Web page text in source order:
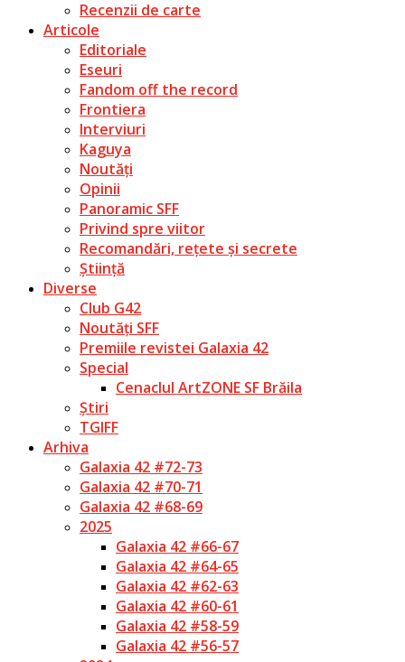
Recenzii de carte
Articole
Editoriale
Eseuri
Fandom off the record
Frontiera
Interviuri
Kaguya
Noutăți
Opinii
Panoramic SFF
Privind spre viitor
Recomandări, rețete și secrete
Știință
Diverse
Club G42
Noutăți SFF
Premiile revistei Galaxia 42
Special
Cenaclul ArtZONE SF Brăila
Știri
TGIFF
Arhiva
Galaxia 42 #72-73
Galaxia 42 #70-71
Galaxia 42 #68-69
2025
Galaxia 42 #66-67
Galaxia 42 #64-65
Galaxia 42 #62-63
Galaxia 42 #60-61
Galaxia 42 #58-59
Galaxia 42 #56-57